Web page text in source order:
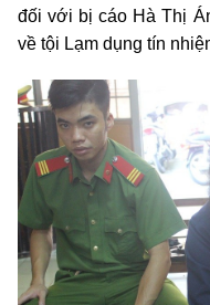
đối với bị cáo Hà Thị
về tội Lạm dụng tín